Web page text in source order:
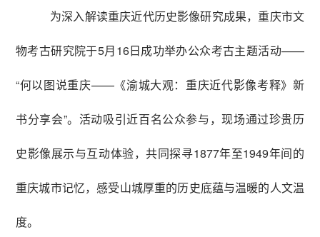
为深入解读重庆近代历史影像研究成果，重庆市文
物考古研究院于5月16日成功举办公众考古主题活动——
“何以图说重庆——《渝城大观：重庆近代影像考释》新
书分享会”。活动吸引近百名公众参与，现场通过珍贵历
史影像展示与互动体验，共同探寻1877年至1949年间的
重庆城市记忆，感受山城厚重的历史底蕴与温暖的人文温
度。